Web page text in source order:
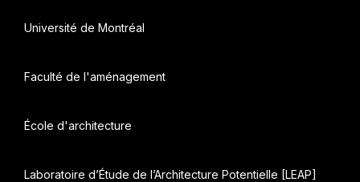
Université de Montréal
Faculté de l'aménagement
École d'architecture
Laboratoire d’Étude de l’Architecture Potentielle [LEAP]